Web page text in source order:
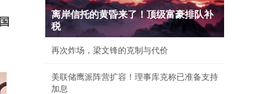
离岸信托的黄昏来了！顶级富豪排队补
税
再次炸场，梁文锋的克制与代价
美联储鹰派阵营扩容！理事库克称已准备支持
加息